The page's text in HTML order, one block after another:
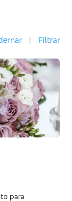
| Filtrar
para